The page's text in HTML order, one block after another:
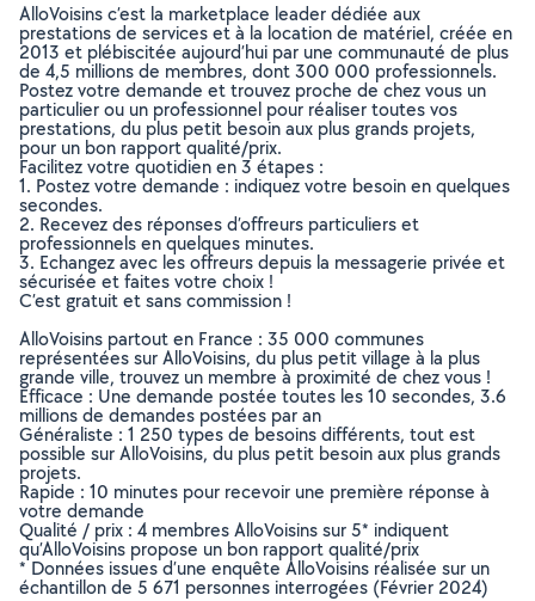
AlloVoisins c’est la marketplace leader dédiée aux
prestations de services et à la location de matériel, créée en
2013 et plébiscitée aujourd’hui par une communauté de plus
de 4,5 millions de membres, dont 300 000 professionnels.
Postez votre demande et trouvez proche de chez vous un
particulier ou un professionnel pour réaliser toutes vos
prestations, du plus petit besoin aux plus grands projets,
pour un bon rapport qualité/prix.
Facilitez votre quotidien en 3 étapes :
1. Postez votre demande : indiquez votre besoin en quelques
secondes.
2. Recevez des réponses d’offreurs particuliers et
professionnels en quelques minutes.
3. Echangez avec les offreurs depuis la messagerie privée et
sécurisée et faites votre choix !
C’est gratuit et sans commission !
AlloVoisins partout en France : 35 000 communes
représentées sur AlloVoisins, du plus petit village à la plus
grande ville, trouvez un membre à proximité de chez vous !
Efficace : Une demande postée toutes les 10 secondes, 3.6
millions de demandes postées par an
Généraliste : 1 250 types de besoins différents, tout est
possible sur AlloVoisins, du plus petit besoin aux plus grands
projets.
Rapide : 10 minutes pour recevoir une première réponse à
votre demande
Qualité / prix : 4 membres AlloVoisins sur 5* indiquent
qu’AlloVoisins propose un bon rapport qualité/prix
* Données issues d’une enquête AlloVoisins réalisée sur un
échantillon de 5 671 personnes interrogées (Février 2024)